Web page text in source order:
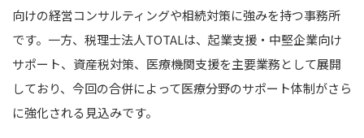
向けの経営コンサルティングや相続対策に強みを持つ事務所
です。一方、税理士法人TOTALは、起業支援・中堅企業向け
サポート、資産税対策、医療機関支援を主要業務として展開
しており、今回の合併によって医療分野のサポート体制がさら
に強化される見込みです。